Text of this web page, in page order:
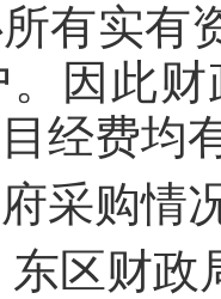
有实有
因此
经费均
采购情
财政